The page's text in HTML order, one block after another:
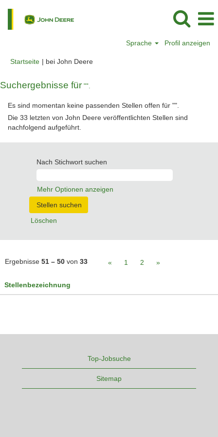
Sprache Profil anzeigen
Startseite | bei John Deere(aktuelle
Suchergebnisse für "".
Es sind momentan keine passenden Stellen offen für "".
Die 33 letzten von John Deere veröffentlichten Stellen sind
nachfolgend aufgeführt.
Nach Stichwort suchen
Mehr Optionen anzeigen
Löschen
Ergebnisse 51 – 50 von 33 « 1 2 »
Stellenbezeichnung
Top-Jobsuche
Sitemap